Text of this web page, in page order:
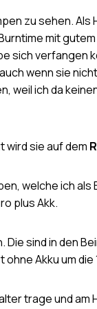
zu sehen.
mit
sich verfangen
wenn sie
weil ich da
wird sie auf dem
welche ich
plus Akk.
sind in den
Akku um die
trage und